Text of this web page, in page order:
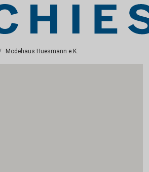
Modehaus Huesmann e.K.